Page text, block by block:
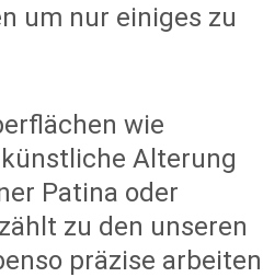
um nur einiges zu
wie
Alterung
Patina oder
zu den unseren
präzise arbeiten